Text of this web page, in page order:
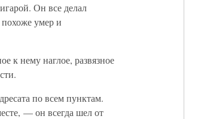
Он все делал
умер и
к нему наглое, развязное
по всем пунктам.
— он всегда шел от